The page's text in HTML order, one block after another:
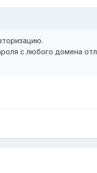
с любого домена